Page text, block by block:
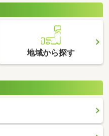
地域から探す